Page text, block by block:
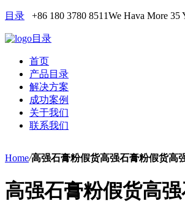
目录 +86 180 3780 8511We Hava More 35
目录
首页
产品目录
解决方案
成功案例
关于我们
联系我们
Home/高强石膏粉假货高强石膏粉假货高
高强石膏粉假货高